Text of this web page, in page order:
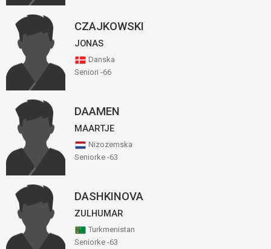
CZAJKOWSKI
JONAS
Danska
Seniori -66
DAAMEN
MAARTJE
Nizozemska
Seniorke -63
DASHKINOVA
ZULHUMAR
Turkmenistan
Seniorke -63